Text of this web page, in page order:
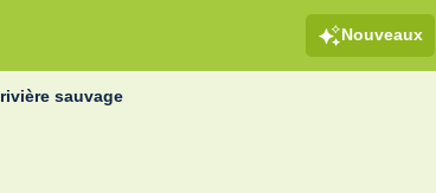
Nouveaux
rivière sauvage